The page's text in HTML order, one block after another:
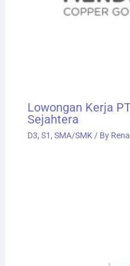
Lowongan Kerja
Sejahtera
D3, S1 , SMA/SMK / By